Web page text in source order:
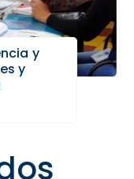
y
y